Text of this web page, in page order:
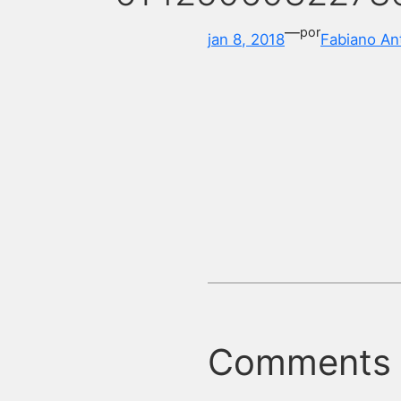
jan 8, 2018—porFabiano
Comments